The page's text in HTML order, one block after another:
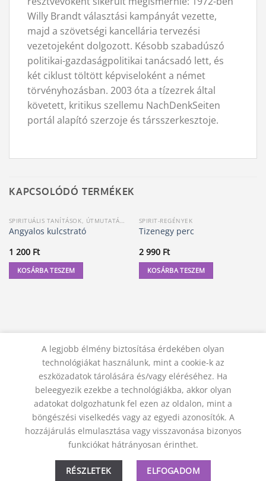
Willy Brandt választási kampányát vezette,
majd a szövetségi kancellária tervezési
vezetojeként dolgozott. Késobb szabadúszó
politikai-gazdaságpolitikai tanácsadó lett, és
két ciklust töltött képviseloként a német
törvényhozásban. 2003 óta a tízezrek által
követett, kritikus szellemu NachDenkSeiten
portál alapító szerzoje és társ­szerkesztoje.
KAPCSOLÓDÓ TERMÉKEK
SPIRITUÁLIS TANÍTÁSOK, ÚTMUTATÁSOK
Angyalos kulcstrató
1 200 Ft
KOSÁRBA TESZEM
SPIRIT-REGÉNYEK
Tizenegy perc
2 990 Ft
KOSÁRBA TESZEM
KAPCSOLAT ADATVÉDELMI NYILATKOZAT
ÁSZF
JOGI NYILATKOZAT
SZÁLLÍTÁSI FELTÉTELEK
ELÁLLÁS A SZERZŐDÉSTŐL
© 2012 - 2026 Trigon 9000 Kft.
A legjobb élmény biztosítása érdekében olyan
technológiákat használunk, mint a cookie-k az
eszközadatok tárolására és/vagy eléréséhez. Ha
beleegyezik ezekbe a technológiákba, akkor olyan
adatokat dolgozhatunk fel ezen az oldalon, mint a
böngészési viselkedés vagy az egyedi azonosítók. A
hozzájárulás elmulasztása vagy visszavonása bizonyos
funkciókat hátrányosan érinthet.
RÉSZLETEK ELFOGADOM